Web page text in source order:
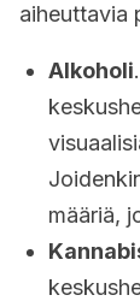
aiheuttavia
Alkoholi
määriä,